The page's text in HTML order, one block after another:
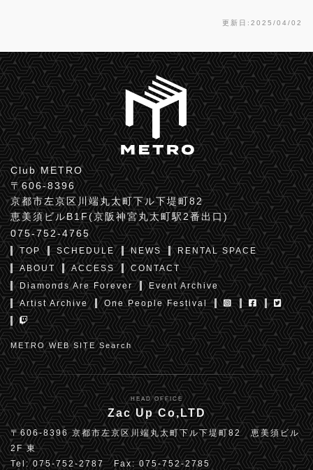
更新日:2025/04/02
Club METRO
〒606-8396
京都市左京区川端丸太町下ル下堤町82
恵美須ビルB1F(京阪神宮丸太町駅2番出口)
075-752-4765
TOP SCHEDULE NEWS
RENTAL SPACE
ABOUT
ACCESS
CONTACT
Diamonds Are Forever
Event Archive
Artist Archive
One People Festival
METRO WEB SITE Search
HEAD OFFICE
Zac Up Co,LTD
〒606-8396 京都市左京区川端丸太町下ル下堤町82 恵美須ビル
2F 東
Tel: 075-752-2787 Fax: 075-752-2785